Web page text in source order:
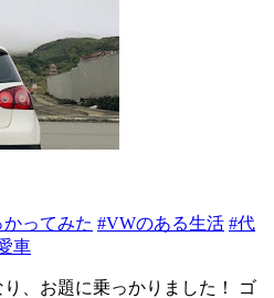
ってみた #VWのある生活 #代
車
、お題に乗っかりました！ ゴ